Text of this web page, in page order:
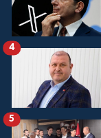
4
5